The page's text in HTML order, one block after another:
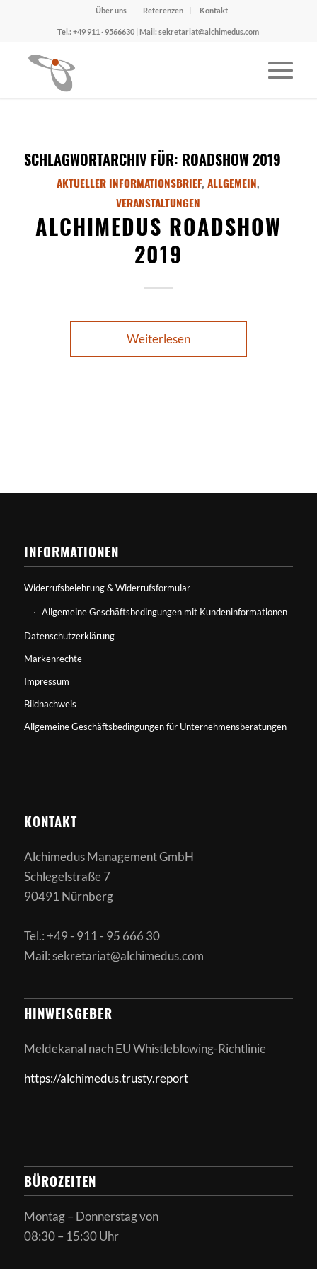
Über uns Referenzen Kontakt
Tel.: +49 911 · 9566630 | Mail: sekretariat@alchimedus.com
SCHLAGWORTARCHIV FÜR: ROADSHOW 2019
AKTUELLER INFORMATIONSBRIEF,ALLGEMEIN,
VERANSTALTUNGEN
ALCHIMEDUS ROADSHOW
2019
Weiterlesen
INFORMATIONEN
Widerrufsbelehrung & Widerrufsformular
Allgemeine Geschäftsbedingungen mit Kundeninformationen
Datenschutzerklärung
Markenrechte
Impressum
Bildnachweis
Allgemeine Geschäftsbedingungen für Unternehmensberatungen
KONTAKT
Alchimedus Management GmbH
Schlegelstraße 7
90491 Nürnberg
Tel.: +49 - 911 - 95 666 30
Mail: sekretariat@alchimedus.com
HINWEISGEBER
Meldekanal nachEU Whistleblowing-Richtlinie
https://alchimedus.trusty.report
BÜROZEITEN
Montag – Donnerstag von
08:30 – 15:30 Uhr